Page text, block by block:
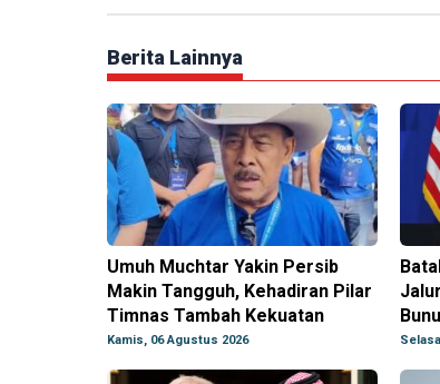
Berita Lainnya
Umuh Muchtar Yakin Persib
Makin Tangguh, Kehadiran Pilar
Timnas Tambah Kekuatan
Kamis, 06 Agustus 2026